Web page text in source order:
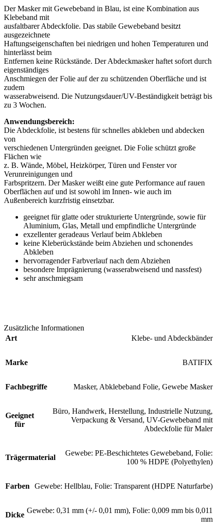
Der Masker mit Gewebeband in Blau, ist eine Kombination aus
Klebeband mit
ausfaltbarer Abdeckfolie. Das stabile Gewebeband besitzt
ausgezeichnete
Haftungseigenschaften bei niedrigen und hohen Temperaturen und
hinterlässt beim
Entfernen keine Rückstände. Der Abdeckmasker haftet sofort durch
eigenständiges
Anschmiegen der Folie auf der zu schützenden Oberfläche und ist
zudem
wasserabweisend. Die Nutzungsdauer/UV-Beständigkeit beträgt bis
zu 3 Wochen.
Anwendungsbereich:
Die Abdeckfolie, ist bestens für schnelles abkleben und abdecken
von
verschiedenen Untergründen geeignet. Die Folie schützt große
Flächen wie
z. B. Wände, Möbel, Heizkörper, Türen und Fenster vor
Verunreinigungen und
Farbspritzern. Der Masker weißt eine gute Performance auf rauen
Oberflächen auf und ist sowohl im Innen- wie auch im
Außenbereich kurzfristig einsetzbar.
geeignet für glatte oder strukturierte Untergründe, sowie für
Aluminium, Glas, Metall und empfindliche Untergründe
exzellenter geradeaus Verlauf beim Abkleben
keine Kleberückstände beim Abziehen und schonendes
Abkleben
hervorragender Farbverlauf nach dem Abziehen
besondere Imprägnierung (wasserabweisend und nassfest)
sehr anschmiegsam
Zusätzliche Informationen
Art
Klebe- und Abdeckbänder
Marke BATIFIX
Fachbegriffe Masker, Abklebeband Folie, Gewebe Masker
Geeignet
für
Büro, Handwerk, Herstellung, Industrielle Nutzung,
Verpackung & Versand, UV-Gewebeband mit
Abdeckfolie für Maler
Trägermaterial
Gewebe: PE-Beschichtetes Gewebeband, Folie:
100 % HDPE (Polyethylen)
Farben Gewebe: Hellblau, Folie: Transparent (HDPE Naturfarbe)
Dicke
Gewebe: 0,31 mm (+/- 0,01 mm), Folie: 0,009 mm bis 0,011
mm